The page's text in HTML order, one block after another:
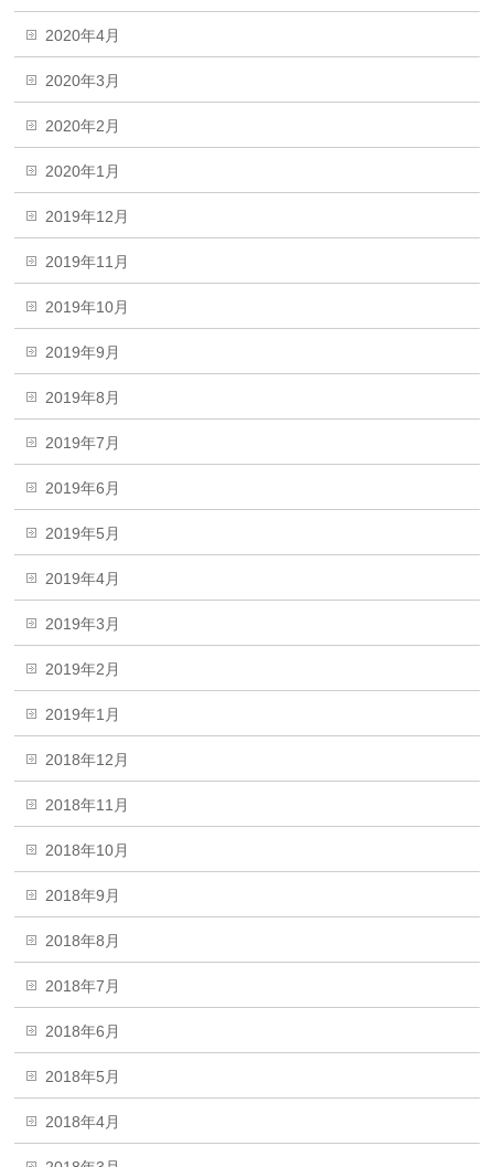
2020年4月
2020年3月
2020年2月
2020年1月
2019年12月
2019年11月
2019年10月
2019年9月
2019年8月
2019年7月
2019年6月
2019年5月
2019年4月
2019年3月
2019年2月
2019年1月
2018年12月
2018年11月
2018年10月
2018年9月
2018年8月
2018年7月
2018年6月
2018年5月
2018年4月